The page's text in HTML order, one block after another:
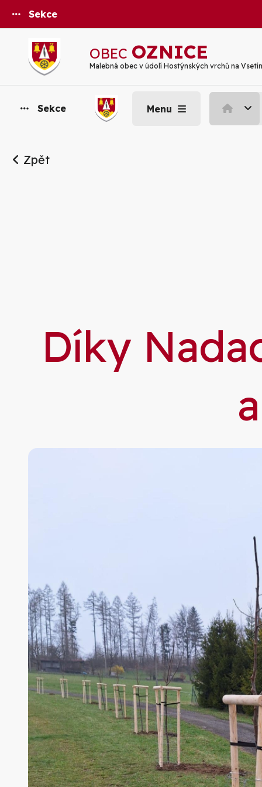
Sekce
OBEC OZNICE
Malebná obec v údolí Hostýnských vrchů na
Sekce Menu
Zpět
Díky